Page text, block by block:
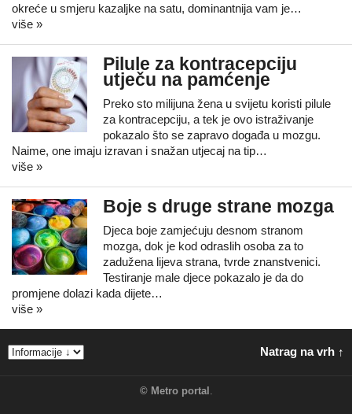
okreće u smjeru kazaljke na satu, dominantnija vam je…
više »
Pilule za kontracepciju
utječu na pamćenje
Preko sto milijuna žena u svijetu koristi pilule
za kontracepciju, a tek je ovo istraživanje
pokazalo što se zapravo događa u mozgu.
Naime, one imaju izravan i snažan utjecaj na tip…
više »
Boje s druge strane mozga
Djeca boje zamjećuju desnom stranom
mozga, dok je kod odraslih osoba za to
zadužena lijeva strana, tvrde znanstvenici.
Testiranje male djece pokazalo je da do
promjene dolazi kada dijete…
više »
Natrag na vrh ↑
© Metro portal .